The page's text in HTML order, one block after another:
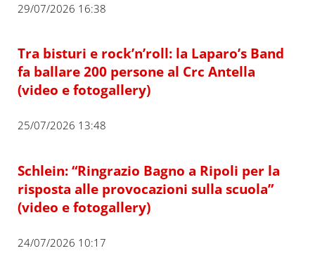
29/07/2026 16:38
Tra bisturi e rock’n’roll: la Laparo’s Band
fa ballare 200 persone al Crc Antella
(video e fotogallery)
25/07/2026 13:48
Schlein: “Ringrazio Bagno a Ripoli per la
risposta alle provocazioni sulla scuola”
(video e fotogallery)
24/07/2026 10:17